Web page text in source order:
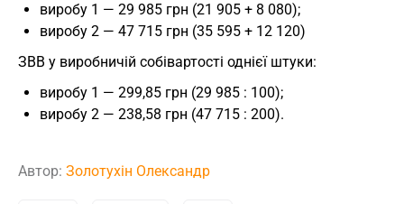
виробу 1 — 29 985 грн (21 905 + 8 080);
виробу 2 — 47 715 грн (35 595 + 12 120)
ЗВВ у виробничій собівартості однієї штуки:
виробу 1 — 299,85 грн (29 985 : 100);
виробу 2 — 238,58 грн (47 715 : 200).
Автор: Золотухін Олександр